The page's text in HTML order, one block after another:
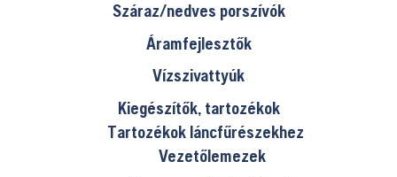
Száraz/nedves porszívók
Áramfejlesztők
Vízszivattyúk
Kiegészítők, tartozékok
Tartozékok láncfűrészekhez
Vezetőlemezek